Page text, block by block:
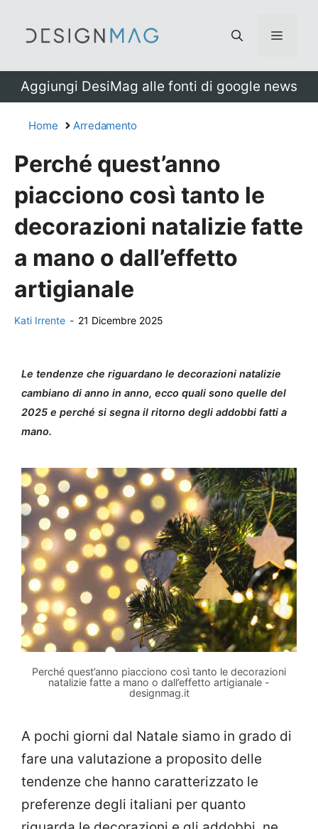
Menu
Aggiungi DesiMag alle fonti di google news
Home Arredamento
Perché quest’anno
piacciono così tanto le
decorazioni natalizie fatte
a mano o dall’effetto
artigianale
Kati Irrente - 21 Dicembre 2025
Le tendenze che riguardano le decorazioni natalizie
cambiano di anno in anno, ecco quali sono quelle del
2025 e perché si segna il ritorno degli addobbi fatti a
mano.
Perché quest’anno piacciono così tanto le decorazioni
natalizie fatte a mano o dall’effetto artigianale -
designmag.it
A pochi giorni dal Natale siamo in grado di
fare una valutazione a proposito delle
tendenze che hanno caratterizzato le
preferenze degli italiani per quanto